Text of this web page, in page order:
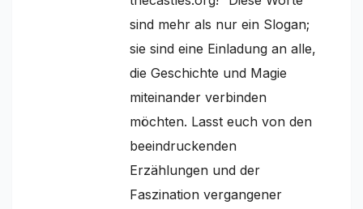
sind mehr als nur ein Slogan;
sie sind eine Einladung an alle,
die Geschichte und Magie
miteinander verbinden
möchten. Lasst euch von den
beeindruckenden
Erzählungen und der
Faszination vergangener